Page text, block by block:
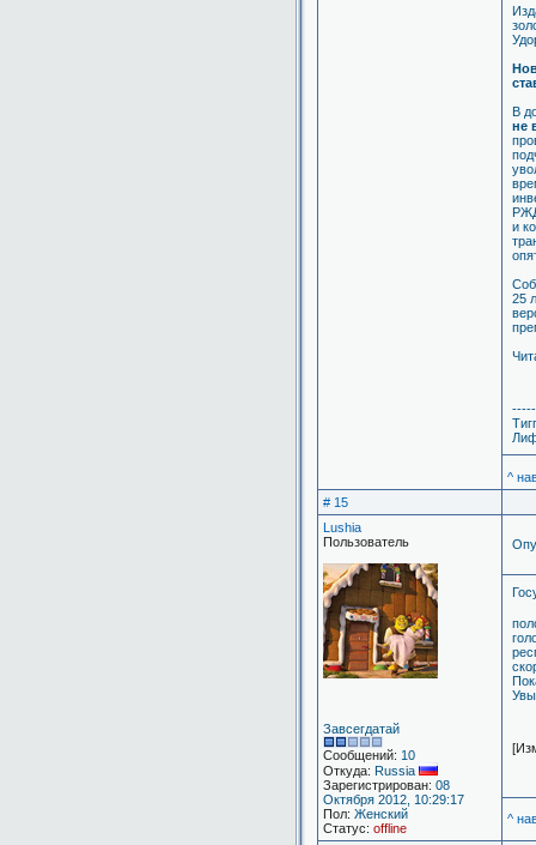
В
не
и
25
^
# 15
Lushia
Пользователь
Завсегдатай
Сообщений: 10
Откуда: Russia
Зарегистрирован: 08
Октября 2012, 10:29:17
Пол: Женский
Статус: offline
^